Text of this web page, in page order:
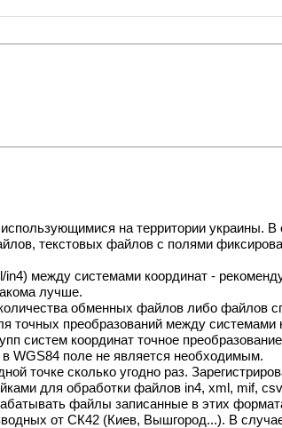
на территории украины.
текстовых файлов с полями
между системами координат -
лучше.
обменных файлов либо файлов
точных преобразований между
систем координат точное
WGS84 поле не является необходимым.
точке сколько угодно раз.
для обработки файлов in4, xml, mif,
файлы записанные в этих
от СК42 (Киев, Вышгород...). В